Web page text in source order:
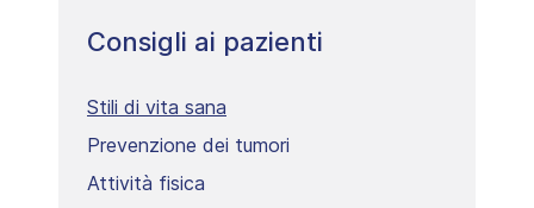
Consigli ai pazienti
Stili di vita sana
Prevenzione dei tumori
Attività fisica